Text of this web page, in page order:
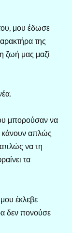
μου έδωσε
της
ζωή μας μαζί
μπορούσαν να
κάνουν απλώς
να τη
τα
έκλεβε
δεν πονούσε